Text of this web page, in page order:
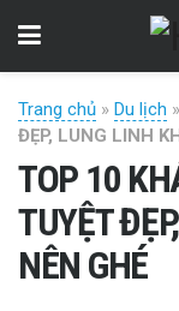
Trang chủ » Du lịch »
ĐẸP, LUNG LINH
TOP 10
TUYỆT
NÊN GHÉ